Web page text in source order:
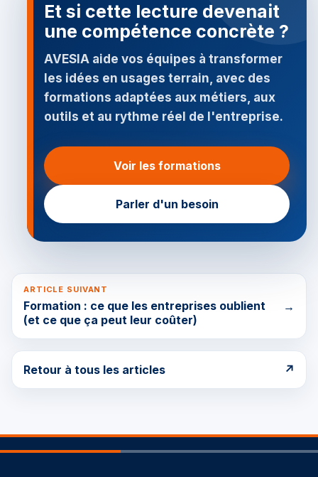
Et si cette lecture devenait
une compétence concrète ?
AVESIA aide vos équipes à transformer
les idées en usages terrain, avec des
formations adaptées aux métiers, aux
outils et au rythme réel de l'entreprise.
Voir les formations
Parler d'un besoin
ARTICLE SUIVANT
Formation : ce que les entreprises oublient
(et ce que ça peut leur coûter)
→
Retour à tous les articles ↗